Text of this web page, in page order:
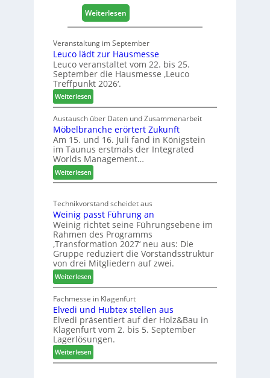
2
0
8
Weiterlesen:
4
J
a
h
C
M
D
e
u
s
h
l
a
n
d
Veranstaltung im September
Leuco lädt zur Hausmesse
Leuco veranstaltet vom 22. bis 25.
September die Hausmesse ‚Leuco
Treffpunkt 2026‘.
Weiterlesen:
L
e
u
c
o
l
ä
d
z
u
r
H
a
u
s
m
e
s
s
e
Austausch über Daten und Zusammenarbeit
Möbelbranche erörtert Zukunft
Am 15. und 16. Juli fand in Königstein
im Taunus erstmals der Integrated
Worlds Management…
Weiterlesen:
M
b
e
l
b
r
a
n
c
h
e
e
r
ö
r
t
e
Technikvorstand scheidet aus
Weinig passt Führung an
Weinig richtet seine Führungsebene im
Rahmen des Programms
‚Transformation 2027‘ neu aus: Die
Gruppe reduziert die Vorstandsstruktur
von drei Mitgliedern auf zwei.
Weiterlesen:
W
e
i
n
i
g
p
a
Fachmesse in Klagenfurt
Elvedi und Hubtex stellen aus
Elvedi präsentiert auf der Holz&Bau in
Klagenfurt vom 2. bis 5. September
Lagerlösungen.
Weiterlesen:
E